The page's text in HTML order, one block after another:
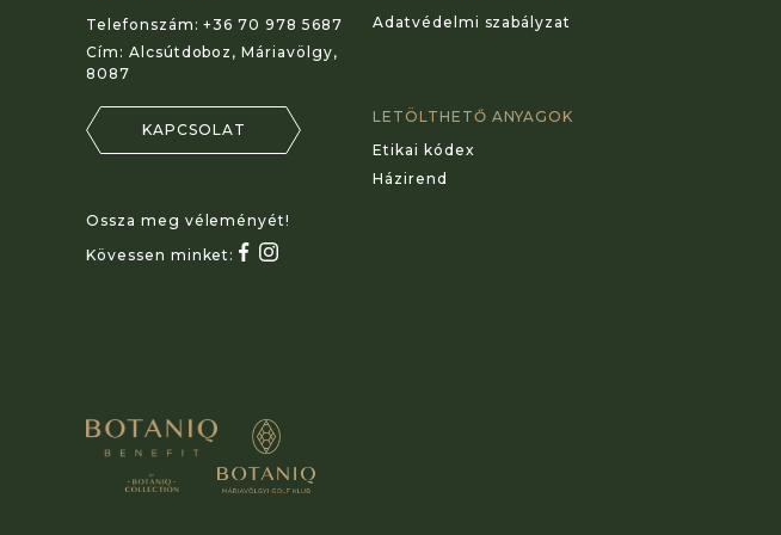
Telefonszám:+36 70 978 5687
Cím: Alcsútdoboz, Máriavölgy,
8087
KAPCSOLAT
Ossza meg véleményét!
Kövessen minket:
Adatvédelmi szabályzat
LETÖLTHETŐ ANYAGOK
Etikai kódex
Házirend